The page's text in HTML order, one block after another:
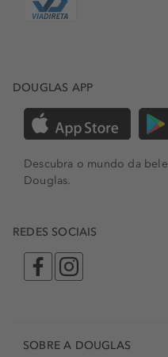
DOUGLAS APP
Descubra o mundo da
Douglas.
REDES SOCIAIS
SOBRE A DOUGLAS